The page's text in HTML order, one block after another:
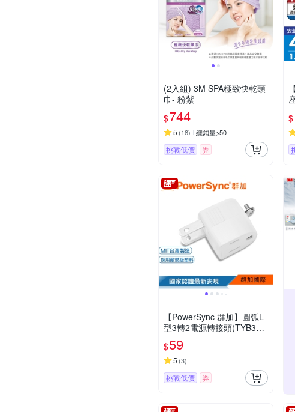
(2入組) 3M SPA極致快乾頭
巾- 粉紫
$744
5 (18) 總銷量>50
挑戰低價 券
$
【PowerSync 群加】圓弧L
型3轉2電源轉接頭(TYB39
1)
$59
5 (3)
挑戰低價 券